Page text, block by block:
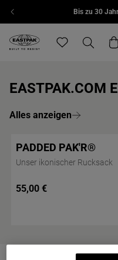
Zum Inhalt springen
Bis zu 30
Eastpak, zur Startseite
EASTPAK.COM
Alles anzeigen
Online Exclusive
PADDED PAK'R®
Unser ikonischer Rucksack
55,00 €